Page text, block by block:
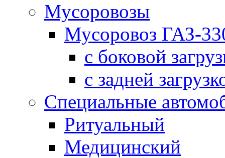
Мусоровозы
Мусоровоз ГАЗ-
с боковой
с задней
Специальные
Ритуальный
Медицинский